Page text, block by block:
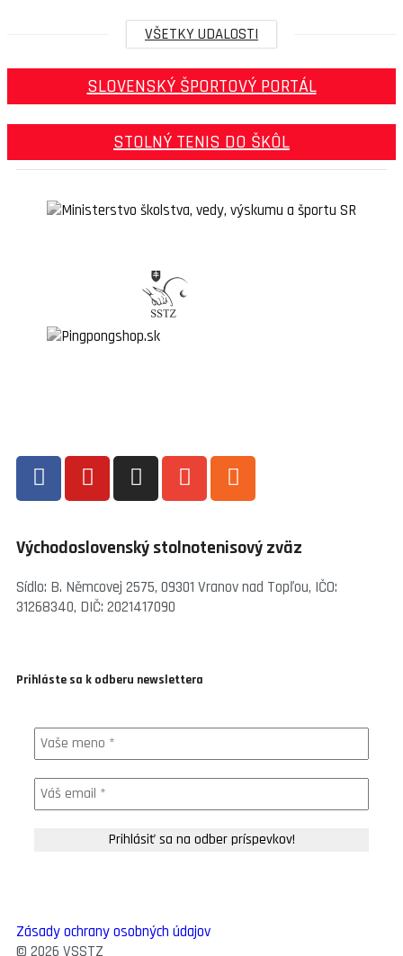
VŠETKY UDALOSTI
SLOVENSKÝ ŠPORTOVÝ PORTÁL
STOLNÝ TENIS DO ŠKÔL
Východoslovenský stolnotenisový zväz
Sídlo: B. Němcovej 2575, 09301 Vranov nad Topľou, IČO:
31268340, DIČ: 2021417090
Prihláste sa k odberu newslettera
Zásady ochrany osobných údajov
© 2026 VSSTZ